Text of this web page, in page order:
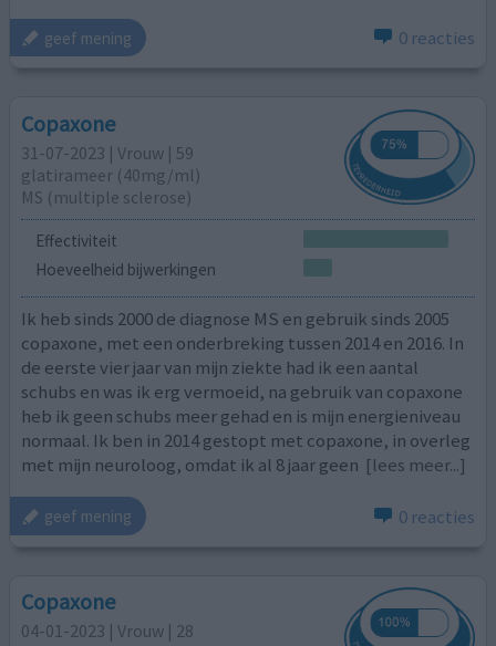
geef mening 0 reacties
Copaxone
31-07-2023 | Vrouw | 59
glatirameer (40mg/ml)
MS (multiple sclerose)
Effectiviteit
Hoeveelheid bijwerkingen
Ik heb sinds 2000 de diagnose MS en gebruik sinds 2005
copaxone, met een onderbreking tussen 2014 en 2016. In
de eerste vier jaar van mijn ziekte had ik een aantal
schubs en was ik erg vermoeid, na gebruik van copaxone
heb ik geen schubs meer gehad en is mijn energieniveau
normaal. Ik ben in 2014 gestopt met copaxone, in overleg
met mijn neuroloog, omdat ik al 8 jaar geen [lees meer...]
geef mening 0 reacties
Copaxone
04-01-2023 | Vrouw | 28